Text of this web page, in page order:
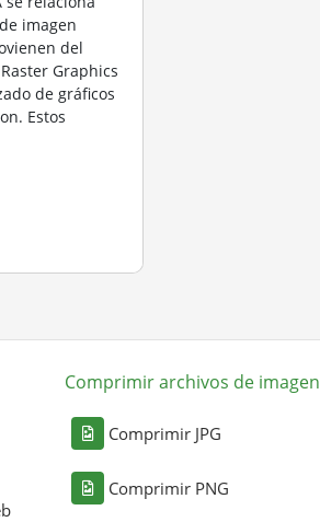
imagen
del
Graphics
de gráficos
Estos
Comprimir archivos de imagen
Comprimir JPG
Comprimir PNG